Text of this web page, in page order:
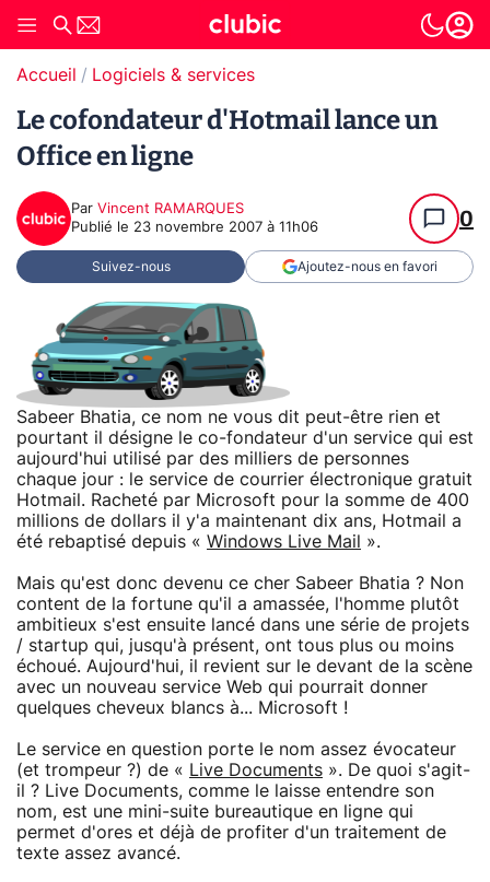
Accueil Logiciels & services
Le cofondateur d'Hotmail lance un
Office en ligne
Par Vincent RAMARQUES
Publié le 23 novembre 2007 à 11h06 0
Suivez-nous Ajoutez-nous en favori
Sabeer Bhatia, ce nom ne vous dit peut-être rien et
pourtant il désigne le co-fondateur d'un service qui est
aujourd'hui utilisé par des milliers de personnes
chaque jour : le service de courrier électronique gratuit
Hotmail. Racheté par Microsoft pour la somme de 400
millions de dollars il y'a maintenant dix ans, Hotmail a
été rebaptisé depuis « Windows Live Mail ».
Mais qu'est donc devenu ce cher Sabeer Bhatia ? Non
content de la fortune qu'il a amassée, l'homme plutôt
ambitieux s'est ensuite lancé dans une série de projets
/ startup qui, jusqu'à présent, ont tous plus ou moins
échoué. Aujourd'hui, il revient sur le devant de la scène
avec un nouveau service Web qui pourrait donner
quelques cheveux blancs à... Microsoft !
Le service en question porte le nom assez évocateur
(et trompeur ?) de « Live Documents ». De quoi s'agit-
il ? Live Documents, comme le laisse entendre son
nom, est une mini-suite bureautique en ligne qui
permet d'ores et déjà de profiter d'un traitement de
texte assez avancé.